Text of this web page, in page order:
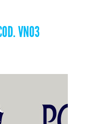
VN03